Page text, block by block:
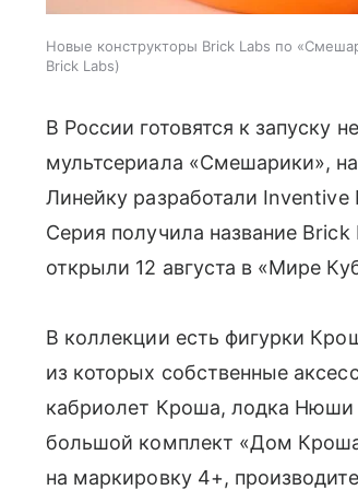
Новые конструкторы Brick Labs по
Brick Labs
В России готовятся к запуску
мультсериала «Смешарики»,
Линейку разработали Inventive
Серия получила название
открыли 12 августа в «Мире
В коллекции есть фигурки
из которых собственные
кабриолет Кроша, лодка
большой комплект «Дом
на маркировку 4+,